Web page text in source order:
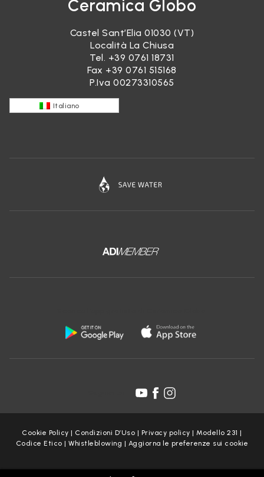
Ceramica Globo
Castel Sant’Elia 01030 (VT)
Località La Chiusa
Tel. +39 0761 18731
Fax +39 0761 515168
P.Iva 00273310565
Italiano
Cookie Policy | Condizioni D’Uso | Privacy policy |Modello 231 |
Codice Etico |Whistleblowing | Aggiorna le preferenze sui cookie